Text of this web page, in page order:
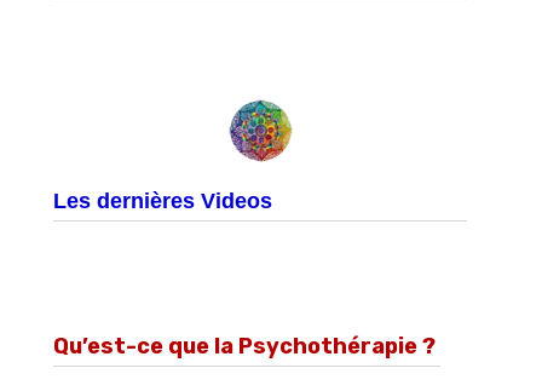
Les dernières Videos
Qu’est-ce que la Psychothérapie ?